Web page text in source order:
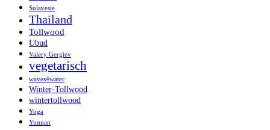
Sulavesie
Thailand
Tollwood
Ubud
Valery Gergiev
vegetarisch
waves4water
Winter-Tollwood
wintertollwood
Yoga
Yunnan